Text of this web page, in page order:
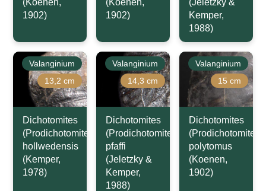
(Koenen,
1902)
(Koenen,
1902)
(Jeletzky &
Kemper,
1988)
Valanginium
13,2 cm
Dichotomites
(Prodichotomites)
hollwedensis
(Kemper,
1978)
Valanginium
14,3 cm
Dichotomites
(Prodichotomites)
pfaffi
(Jeletzky &
Kemper,
1988)
Valanginium
15 cm
Dichotomites
(Prodichotomites)
polytomus
(Koenen,
1902)